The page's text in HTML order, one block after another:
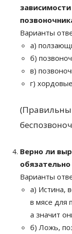
Варианты
а)
б)
в)
г)
Верно ли
Варианты
а) Истина,
в мясе для
а значит
б) Ложь,